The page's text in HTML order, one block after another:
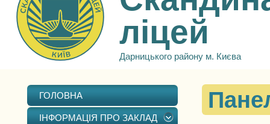
ліцей
Дарницького району м. Києва
ГОЛОВНА
ІНФОРМАЦІЯ ПРО ЗАКЛАД